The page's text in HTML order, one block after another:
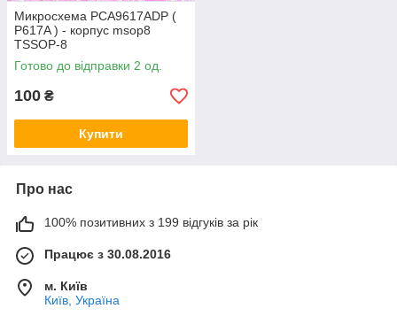
Микросхема PCA9617ADP (
P617A ) - корпус msop8
TSSOP-8
Готово до відправки 2 од.
100 ₴
Купити
Про нас
100% позитивних з 199 відгуків за рік
Працює з 30.08.2016
м. Київ
Київ, Україна